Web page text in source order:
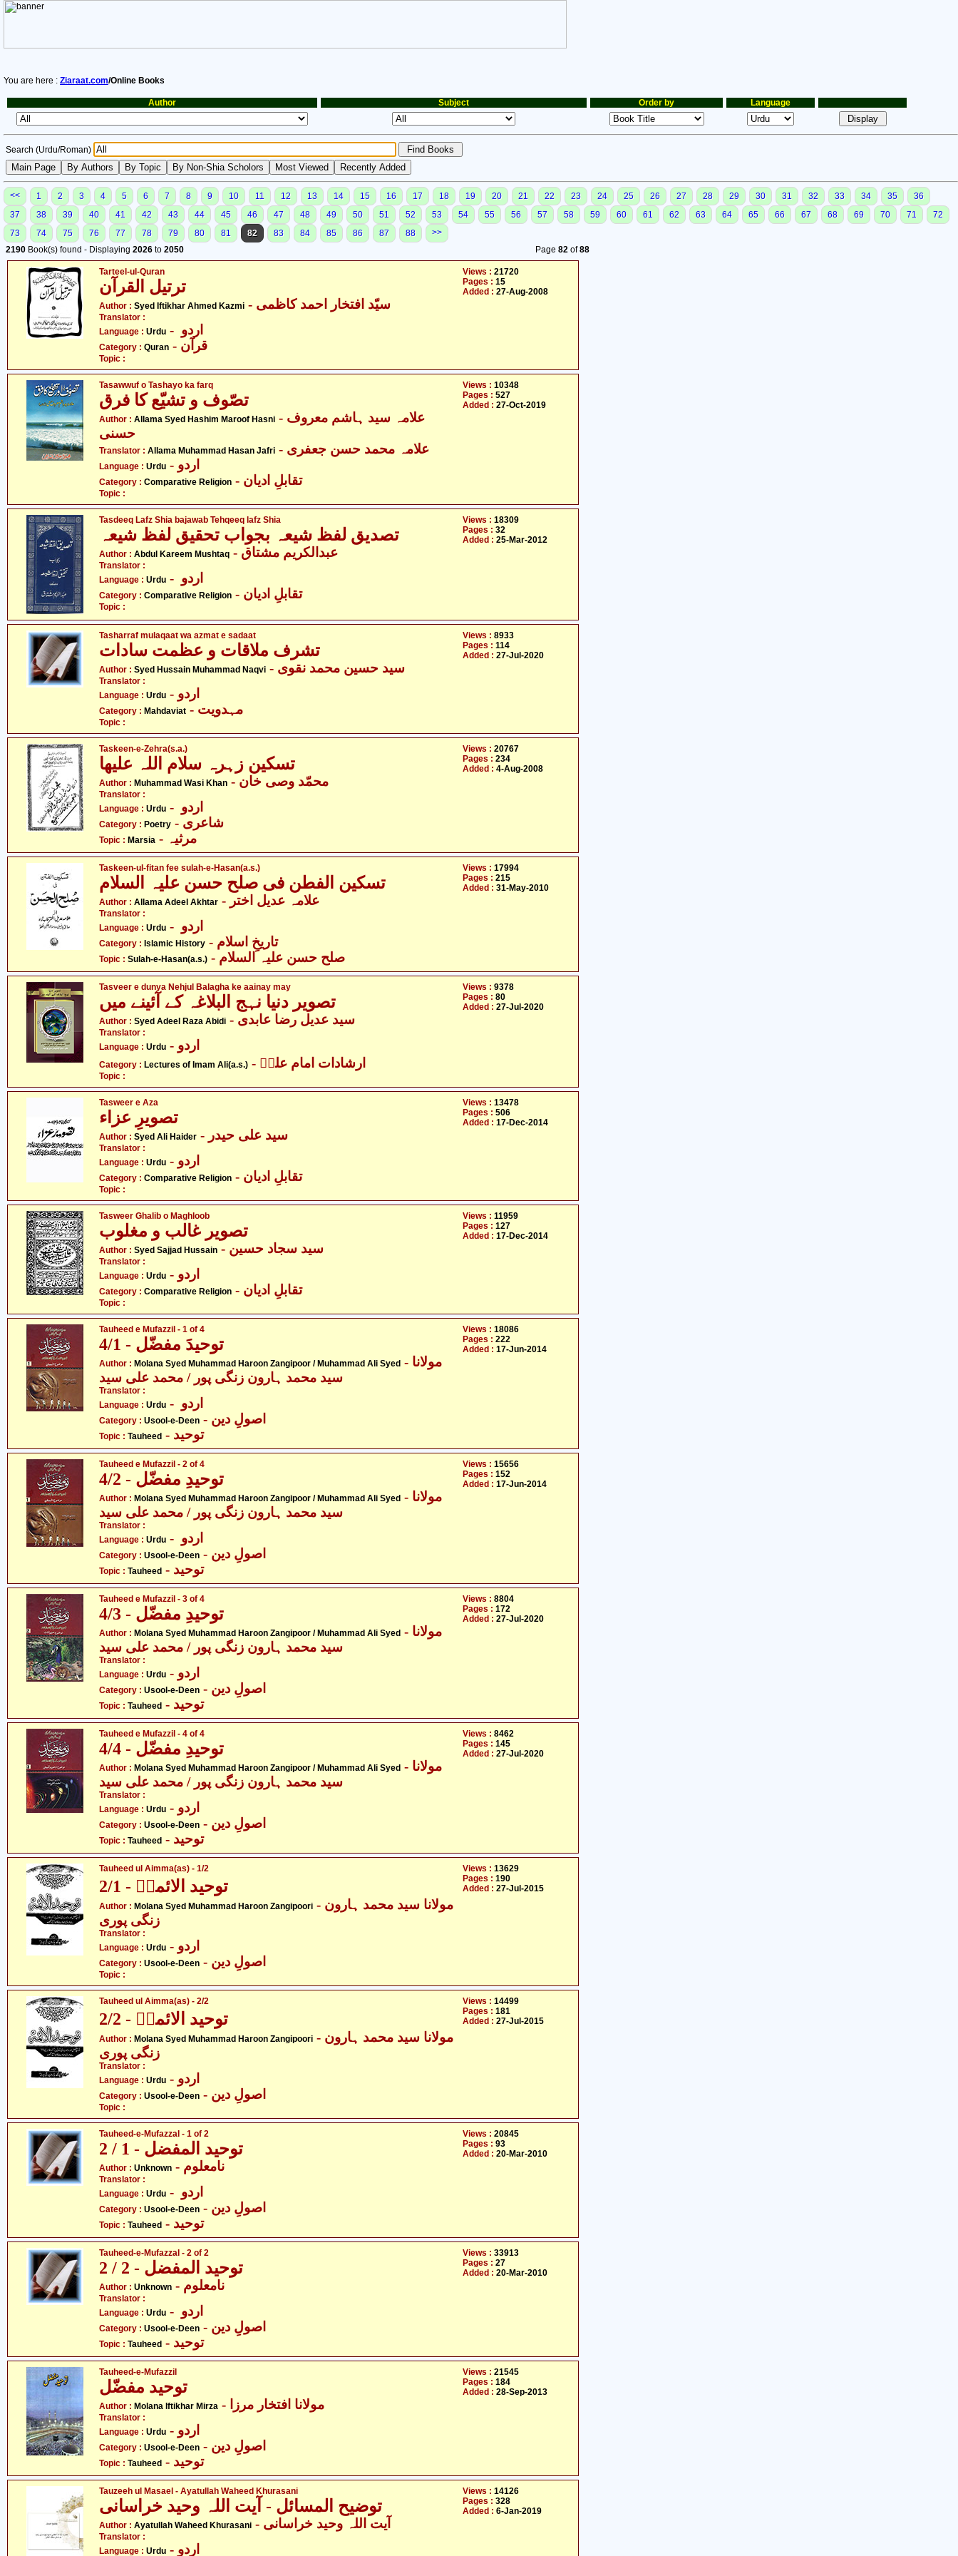
You are here : Ziaraat.com/Online Books
Author Subject Order by Language
Search (Urdu/Roman)
<< 1 2 3 4 5 6 7 8 9 10 11 12 13 14 15 16 17 18 19 20 21 22 23 24 25 26 27 28 29 30 31 32 33 34 35
36
37
38 39 40 41 42 43 44 45 46 47 48 49 50 51 52 53 54 55 56 57 58 59 60 61 62 63 64 65 66 67 68 69 70 71
72
73
74 75 76 77 78 79 80 81 82 83 84 85 86 87 88
>>
2190 Book(s) found - Displaying 2026 to 2050 Page 82of88
Tarteel-ul-Quran
Author : Syed Iftikhar Ahmed Kazmi - سیّد افتخار احمد کاظمی
Translator :
Language : Urdu
Category : Quran - قرآن
Topic :
Views : 21720
Pages : 15
Added : 27-Aug-2008
Tasawwuf o Tashayo ka farq
تصّوف و تشیّع کا فرق
Author : Allama Syed Hashim Maroof Hasni - علامہ سید ہاشم معروف
حسنی
Translator : Allama Muhammad Hasan Jafri - علامہ محمد حسن جعفری
Language : Urdu - اردو
Category : Comparative Religion - تقابلِ ادیان
Topic :
Views : 10348
Pages : 527
Added : 27-Oct-2019
Tasdeeq Lafz Shia bajawab Tehqeeq lafz Shia
تصدیق لفظ شیعہ بجواب تحقیق لفظ شیعہ
Author : Abdul Kareem Mushtaq - عبدالکریم مشتاق
Translator :
Language : Urdu
Category : Comparative Religion - تقابلِ ادیان
Topic :
Views : 18309
Pages : 32
Added : 25-Mar-2012
Tasharraf mulaqaat wa azmat e sadaat
تشرف ملاقات و عظمت سادات
Author : Syed Hussain Muhammad Naqvi - سید حسین محمد نقوی
Translator :
Language : Urdu - اردو
Category : Mahdaviat - مہدویت
Topic :
Views : 8933
Pages : 114
Added : 27-Jul-2020
Taskeen-e-Zehra(s.a.)
تسکین زہرہ سلام اللہ علیھا
Author : Muhammad Wasi Khan - محمّد وصی خان
Translator :
Language : Urdu
Category : Poetry - شاعری
Topic : Marsia - مرثیہ
Views : 20767
Pages : 234
Added : 4-Aug-2008
Taskeen-ul-fitan fee sulah-e-Hasan(a.s.)
Author : Allama Adeel Akhtar - علامہ عدیل اختر
Translator :
Language : Urdu
Category : Islamic History - تاریخِ اسلام
Topic : Sulah-e-Hasan(a.s.) - صلح حسن علیہ السلام
Views : 17994
Pages : 215
Added : 31-May-2010
Tasveer e dunya Nehjul Balagha ke aainay may
تصویر دنیا نہج البلاغہ کے آئینے میں
Author : Syed Adeel Raza Abidi - سید عدیل رضا عابدی
Translator :
Language : Urdu - اردو
Category : Lectures of Imam Ali(a.s.) - ارشادات امام علیؑ
Topic :
Views : 9378
Pages : 80
Added : 27-Jul-2020
Tasweer e Aza
تصویرِ عزاء
Author : Syed Ali Haider - سید علی حیدر
Translator :
Language : Urdu - اردو
Category : Comparative Religion - تقابلِ ادیان
Topic :
Views : 13478
Pages : 506
Added : 17-Dec-2014
Tasweer Ghalib o Maghloob
تصویر غالب و مغلوب
Author : Syed Sajjad Hussain - سید سجاد حسین
Translator :
Language : Urdu - اردو
Category : Comparative Religion - تقابلِ ادیان
Topic :
Views : 11959
Pages : 127
Added : 17-Dec-2014
Tauheed e Mufazzil - 1 of 4
توحیدَ مفضّل - 4/1
Author : Molana Syed Muhammad Haroon Zangipoor / Muhammad Ali Syed - مولانا
سید محمد ہارون زنگی پور / محمد علی سید
Translator :
Language : Urdu
Category : Usool-e-Deen - اصولِ دین
Topic : Tauheed - توحید
Views : 18086
Pages : 222
Added : 17-Jun-2014
Tauheed e Mufazzil - 2 of 4
توحیدِ مفضّل - 4/2
Author : Molana Syed Muhammad Haroon Zangipoor / Muhammad Ali Syed - مولانا
سید محمد ہارون زنگی پور / محمد علی سید
Translator :
Language : Urdu
Category : Usool-e-Deen - اصولِ دین
Topic : Tauheed - توحید
Views : 15656
Pages : 152
Added : 17-Jun-2014
Tauheed e Mufazzil - 3 of 4
توحیدِ مفضّل - 4/3
Author : Molana Syed Muhammad Haroon Zangipoor / Muhammad Ali Syed - مولانا
سید محمد ہارون زنگی پور / محمد علی سید
Translator :
Language : Urdu - اردو
Category : Usool-e-Deen - اصولِ دین
Topic : Tauheed - توحید
Views : 8804
Pages : 172
Added : 27-Jul-2020
Tauheed e Mufazzil - 4 of 4
توحیدِ مفضّل - 4/4
Author : Molana Syed Muhammad Haroon Zangipoor / Muhammad Ali Syed - مولانا
سید محمد ہارون زنگی پور / محمد علی سید
Translator :
Language : Urdu - اردو
Category : Usool-e-Deen - اصولِ دین
Topic : Tauheed - توحید
Views : 8462
Pages : 145
Added : 27-Jul-2020
Tauheed ul Aimma(as) - 1/2
توحید الائمہؑ - 2/1
Author : Molana Syed Muhammad Haroon Zangipoori - مولانا سید محمد ہارون
زنگی پوری
Translator :
Language : Urdu - اردو
Category : Usool-e-Deen - اصولِ دین
Topic :
Views : 13629
Pages : 190
Added : 27-Jul-2015
Tauheed ul Aimma(as) - 2/2
توحید الائمہؑ - 2/2
Author : Molana Syed Muhammad Haroon Zangipoori - مولانا سید محمد ہارون
زنگی پوری
Translator :
Language : Urdu - اردو
Category : Usool-e-Deen - اصولِ دین
Topic :
Views : 14499
Pages : 181
Added : 27-Jul-2015
Tauheed-e-Mufazzal - 1 of 2
توحید المفضل - 1 / 2
Author : Unknown - نامعلوم
Translator :
Language : Urdu
Category : Usool-e-Deen - اصولِ دین
Topic : Tauheed - توحید
Views : 20845
Pages : 93
Added : 20-Mar-2010
Tauheed-e-Mufazzal - 2 of 2
توحید المفضل - 2 / 2
Author : Unknown - نامعلوم
Translator :
Language : Urdu
Category : Usool-e-Deen - اصولِ دین
Topic : Tauheed - توحید
Views : 33913
Pages : 27
Added : 20-Mar-2010
Tauheed-e-Mufazzil
توحید مفضّل
Author : Molana Iftikhar Mirza - مولانا افتخار مرزا
Translator :
Language : Urdu - اردو
Category : Usool-e-Deen - اصولِ دین
Topic : Tauheed - توحید
Views : 21545
Pages : 184
Added : 28-Sep-2013
Tauzeeh ul Masael - Ayatullah Waheed Khurasani
توضیح المسائل - آیت اللہ وحید خراسانی
Author : Ayatullah Waheed Khurasani - آیت اللہ وحید خراسانی
Translator :
Language : Urdu - اردو
Views : 14126
Pages : 328
Added : 6-Jan-2019